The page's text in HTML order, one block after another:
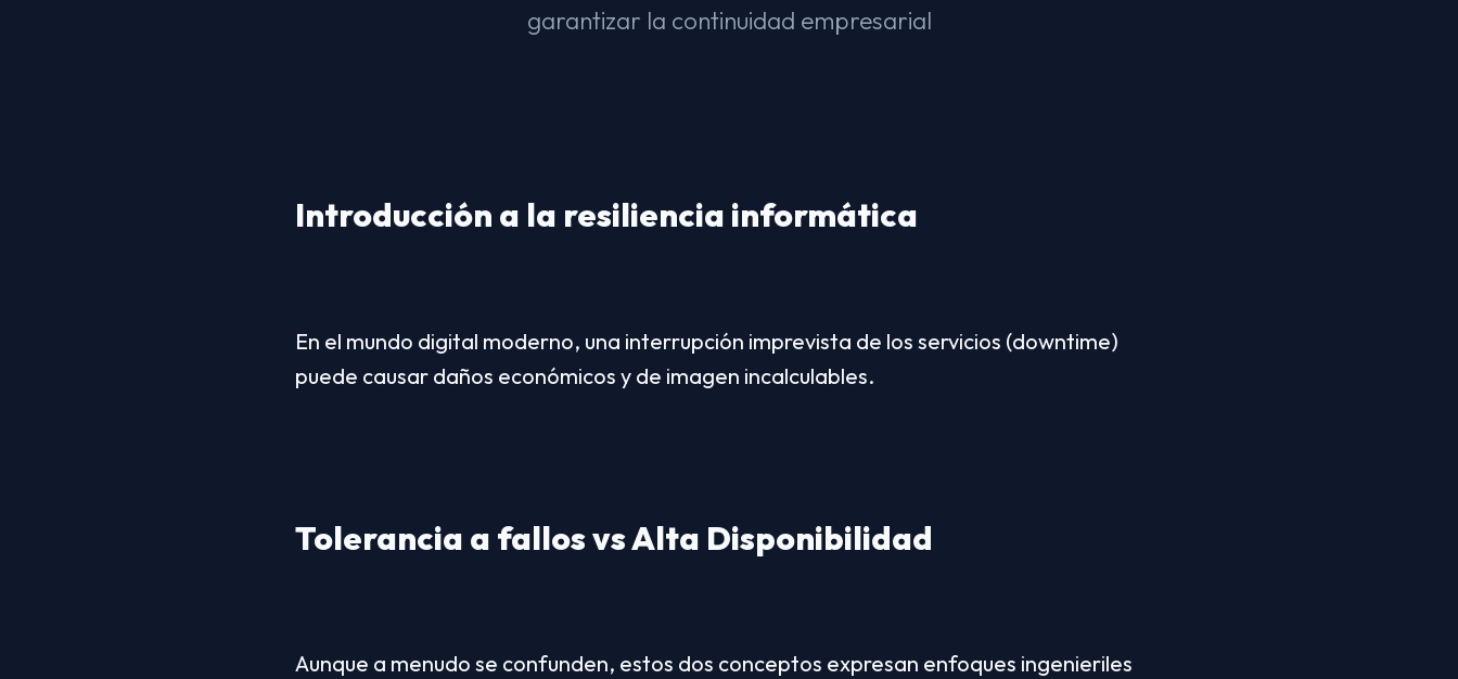
garantizar la continuidad empresarial
Introducción a la resiliencia informática
En el mundo digital moderno, una interrupción imprevista de los servicios (downtime)
puede causar daños económicos y de imagen incalculables.
Tolerancia a fallos vs Alta Disponibilidad
Aunque a menudo se confunden, estos dos conceptos expresan enfoques ingenieriles